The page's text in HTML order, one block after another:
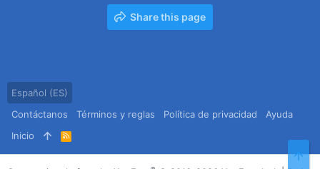
Share this page
Español (ES)
Contáctanos
Términos y reglas Política de privacidad
Ayuda
Inicio
R
S
S